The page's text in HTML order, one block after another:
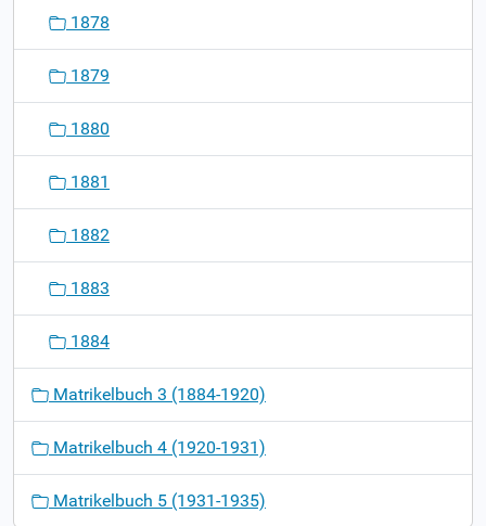
1878
1879
1880
1881
1882
1883
1884
Matrikelbuch 3 (1884-1920)
Matrikelbuch 4 (1920-1931)
Matrikelbuch 5 (1931-1935)